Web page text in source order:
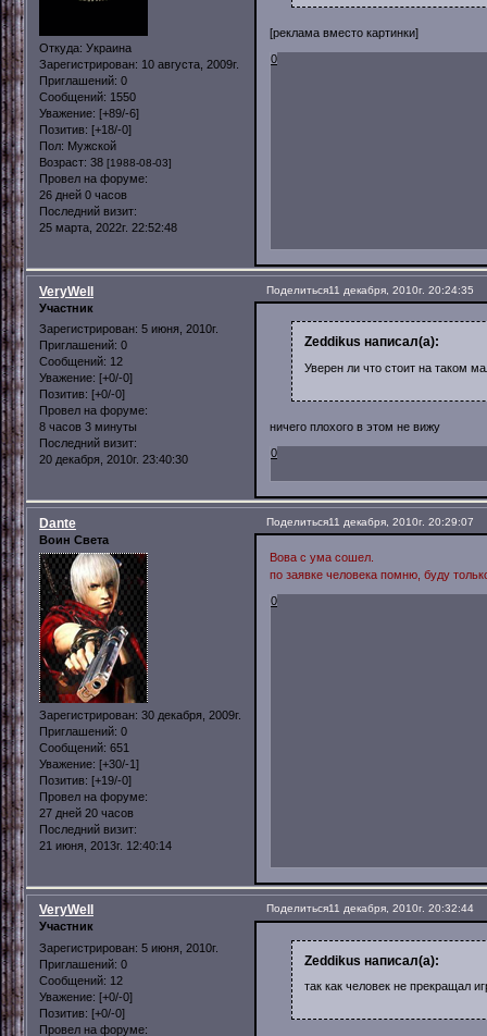
Откуда: Украина
Зарегистрирован: 10 августа, 2009г.
Приглашений: 0
Сообщений: 1550
Уважение: [+89/-6]
Позитив: [+18/-0]
Пол: Мужской
Возраст: 38 [1988-08-03]
Провел на форуме:
26 дней 0 часов
Последний визит:
25 марта, 2022г. 22:52:48
[реклама вместо картинки]
0
Поделиться11 декабря, 2010г. 20:24:35
VeryWell
Участник
Зарегистрирован: 5 июня, 2010г.
Приглашений: 0
Сообщений: 12
Уважение: [+0/-0]
Позитив: [+0/-0]
Провел на форуме:
8 часов 3 минуты
Последний визит:
20 декабря, 2010г. 23:40:30
Zeddikus написал(а):
Уверен ли что стоит на таком
ничего плохого в этом не вижу
0
Поделиться11 декабря, 2010г. 20:29:07
Dante
Воин Света
Зарегистрирован: 30 декабря, 2009г.
Приглашений: 0
Сообщений: 651
Уважение: [+30/-1]
Позитив: [+19/-0]
Провел на форуме:
27 дней 20 часов
Последний визит:
21 июня, 2013г. 12:40:14
Вова с ума сошел.
по заявке человека помню, буду
0
Поделиться11 декабря, 2010г. 20:32:44
VeryWell
Участник
Зарегистрирован: 5 июня, 2010г.
Приглашений: 0
Сообщений: 12
Уважение: [+0/-0]
Позитив: [+0/-0]
Провел на форуме:
Zeddikus написал(а):
так как человек не прекращал